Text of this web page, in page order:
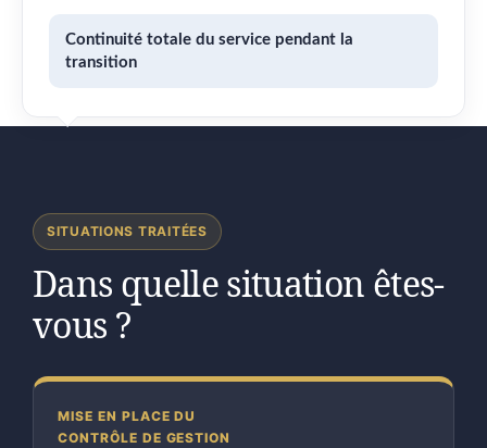
Continuité totale du service pendant la
transition
SITUATIONS TRAITÉES
Dans quelle situation êtes-
vous ?
MISE EN PLACE DU
CONTRÔLE DE GESTION